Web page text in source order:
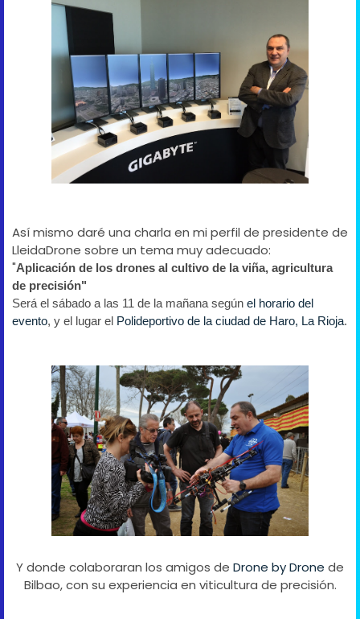
Así mismo daré una charla en mi perfil de presidente de
LleidaDrone sobre un tema muy adecuado:
"Aplicación de los drones al cultivo de la viña, agricultura
de precisión"
Será el sábado a las 11 de la mañana según el horario del
evento, y el lugar el Polideportivo de la ciudad de Haro, La Rioja.
Y donde colaboraran los amigos de Drone by Drone de
Bilbao, con su experiencia en viticultura de precisión.